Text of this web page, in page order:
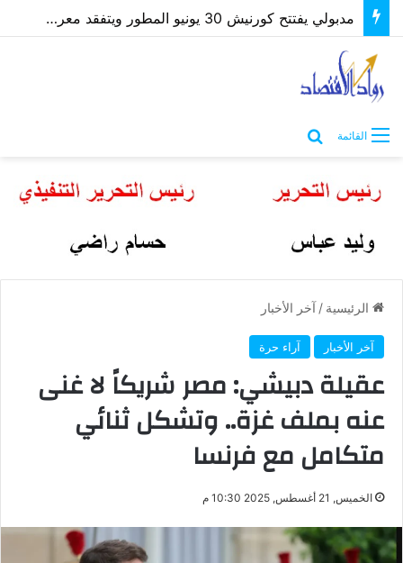
مدبولي يفتتح كورنيش 30 يونيو المطور ويتفقد معرض “كنوز مصر” بمطروح
القائمة
الرئيسية / آخر الأخبار
آخر الأخبار آراء حرة
عقيلة دبيشي: مصر شريكاً لا غنى
عنه بملف غزة.. وتشكل ثنائي
متكامل مع فرنسا
الخميس, 21 أغسطس, 2025 10:30 م